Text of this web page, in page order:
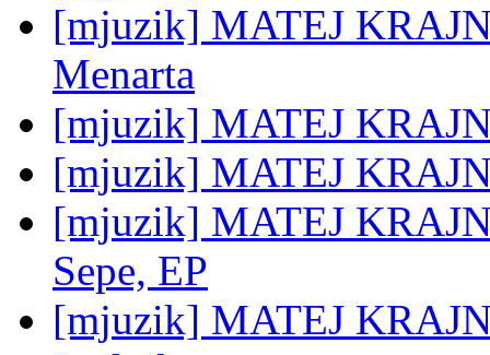
[mjuzik] MATEJ
Menarta
[mjuzik] MATEJ
[mjuzik] MATEJ
[mjuzik] MATEJ
Sepe, EP
[mjuzik] MATEJ